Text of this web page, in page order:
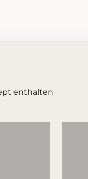
enthalten